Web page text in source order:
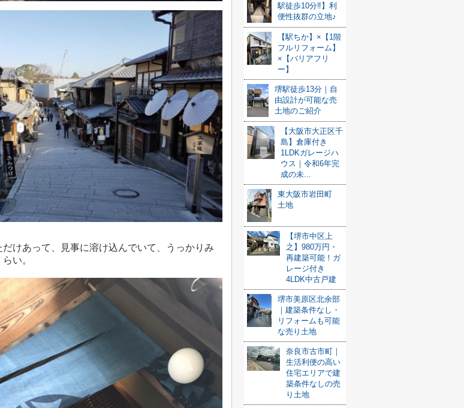
けあって、見事に溶け込んでいて、うっかりみ
い。
駅徒歩10分‼】利
便性抜群の立地♪
【駅ちか】×【1階
フルリフォーム】
×【バリアフリ
ー】
堺駅徒歩13分｜自
由設計が可能な売
土地のご紹介
【大阪市大正区千
島】倉庫付き
1LDKガレージハ
ウス｜令和6年完
成の未...
東大阪市岩田町
土地
【堺市中区上
之】980万円・
再建築可能！ガ
レージ付き
4LDK中古戸建
堺市美原区北余部
｜建築条件なし・
リフォームも可能
な売り土地
奈良市古市町｜
生活利便の高い
住宅エリアで建
築条件なしの売
り土地